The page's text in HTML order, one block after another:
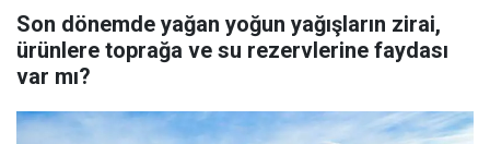
Son dönemde yağan yoğun yağışların zirai,
ürünlere toprağa ve su rezervlerine faydası
var mı?